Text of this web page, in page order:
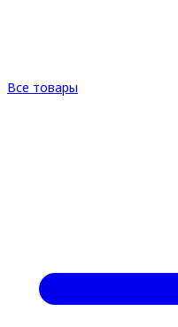
Все товары